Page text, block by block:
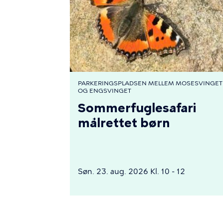
PARKERINGSPLADSEN MELLEM MOSESVINGET
OG ENGSVINGET
Sommerfuglesafari
målrettet børn
Søn. 23. aug. 2026 Kl. 10 - 12